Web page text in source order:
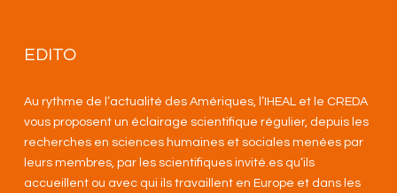
EDITO
Au rythme de l’actualité des Amériques, l’IHEAL et le CREDA
vous proposent un éclairage scientifique régulier, depuis les
recherches en sciences humaines et sociales menées par
leurs membres, par les scientifiques invité.es qu’ils
accueillent ou avec qui ils travaillent en Europe et dans les